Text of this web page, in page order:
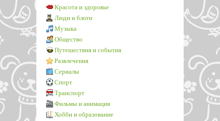
Красота и здоровье
Люди и блоги
Музыка
Общество
Путешествия и события
Развлечения
Сериалы
Спорт
Транспорт
Фильмы и анимация
Хобби и образование